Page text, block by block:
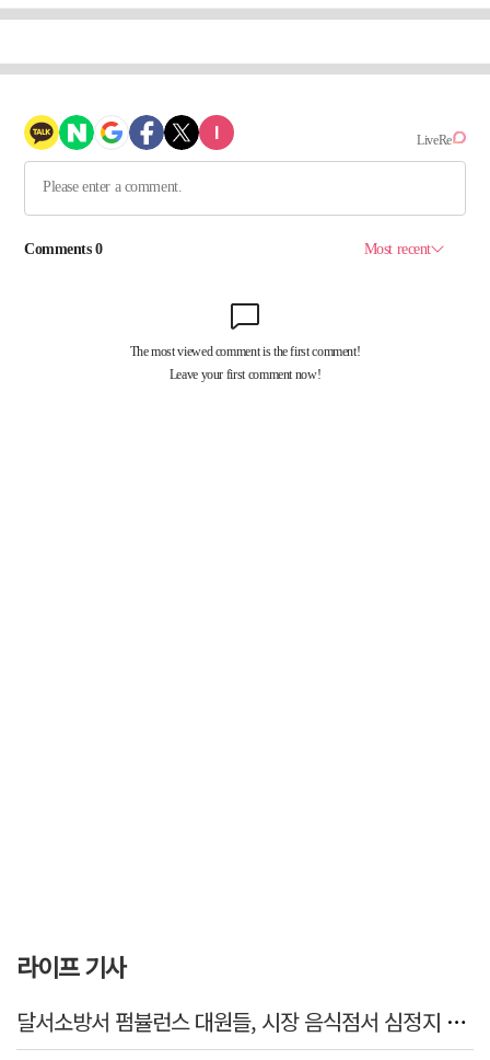
라이프 기사
달서소방서 펌뷸런스 대원들, 시장 음식점서 심정지 환자 생명 살려